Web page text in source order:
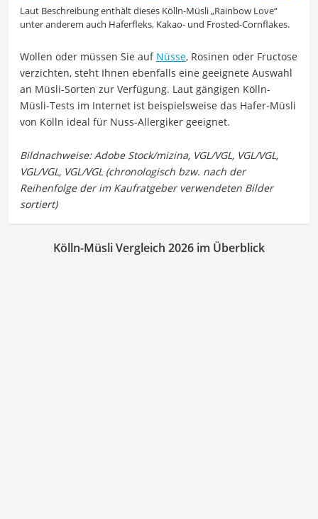
Laut Beschreibung enthält dieses Kölln-Müsli „Rainbow Love“
unter anderem auch Haferfleks, Kakao- und Frosted-Cornflakes.
Wollen oder müssen Sie auf Nüsse, Rosinen oder Fructose
verzichten, steht Ihnen ebenfalls eine geeignete Auswahl
an Müsli-Sorten zur Verfügung. Laut gängigen Kölln-
Müsli-Tests im Internet ist beispielsweise das Hafer-Müsli
von Kölln ideal für Nuss-Allergiker geeignet.
Kölln-Müsli Vergleich 2026 im Überblick